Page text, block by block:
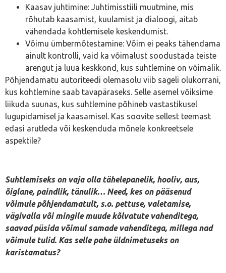
Kaasav juhtimine: Juhtimisstiili muutmine, mis
rõhutab kaasamist, kuulamist ja dialoogi, aitab
vähendada kohtlemisele keskendumist.
Võimu ümbermõtestamine: Võim ei peaks tähendama
ainult kontrolli, vaid ka võimalust soodustada teiste
arengut ja luua keskkond, kus suhtlemine on võimalik.
Põhjendamatu autoriteedi olemasolu viib sageli olukorrani,
kus kohtlemine saab tavapäraseks. Selle asemel võiksime
liikuda suunas, kus suhtlemine põhineb vastastikusel
lugupidamisel ja kaasamisel. Kas soovite sellest teemast
edasi arutleda või keskenduda mõnele konkreetsele
aspektile?
Suhtlemiseks on vaja olla tähelepanelik, hooliv, aus,
õiglane, paindlik, tänulik… Need, kes on pääsenud
võimule põhjendamatult, s.o. pettuse, valetamise,
vägivalla või mingile muude kõlvatute vahenditega,
saavad püsida võimul samade vahenditega, millega nad
võimule tulid. Kas selle pahe üldnimetuseks on
karistamatus?